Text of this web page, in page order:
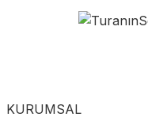
KURUMSAL